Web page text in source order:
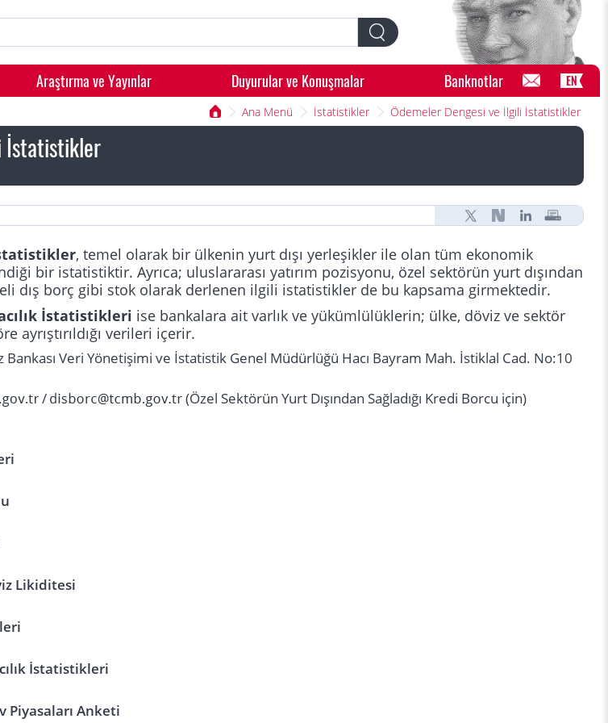
Araştırma ve Yayınlar Duyurular ve Konuşmalar Banknotlar EN
Ana Menü İstatistikler Ödemeler Dengesi ve İlgili İstatistikler
İstatistikler
, temel olarak bir ülkenin yurt dışı yerleşikler ile olan tüm ekonomik
bir istatistiktir. Ayrıca; uluslararası yatırım pozisyonu, özel sektörün yurt dışından
dış borç gibi stok olarak derlenen ilgili istatistikler de bu kapsama girmektedir.
İstatistikleri ise bankalara ait varlık ve yükümlülüklerin; ülke, döviz ve sektör
ayrıştırıldığı verileri içerir.
Veri Yönetişimi ve İstatistik Genel Müdürlüğü Hacı Bayram Mah. İstiklal Cad. No:10
/ (Özel Sektörün Yurt Dışından Sağladığı Kredi Borcu için)
Likiditesi
İstatistikleri
Piyasaları Anketi